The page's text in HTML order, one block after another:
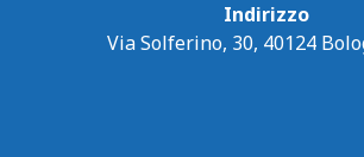
Indirizzo
Via Solferino, 30, 40124